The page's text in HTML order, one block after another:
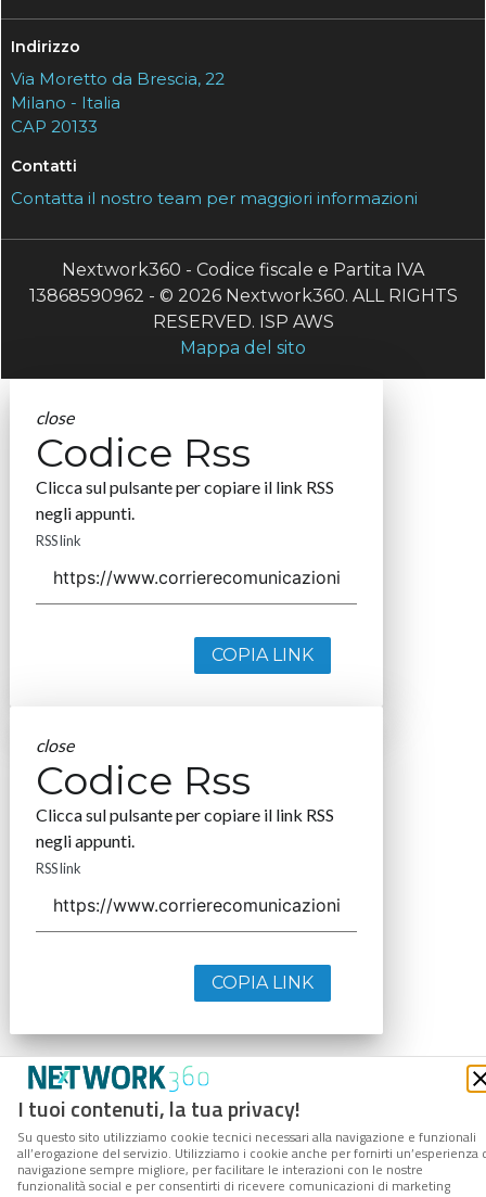
I tuoi contenuti, la tua privacy!
Su questo sito utilizziamo cookie tecnici necessari alla navigazione e funzionali
all’erogazione del servizio. Utilizziamo i cookie anche per fornirti un’esperienza
navigazione sempre migliore, per facilitare le interazioni con le nostre
funzionalità social e per consentirti di ricevere comunicazioni di marketing
Indirizzo
Via Moretto da Brescia, 22
Milano - Italia
CAP 20133
Contatti
Contatta il nostro team per maggiori informazioni
Nextwork360 - Codice fiscale e Partita IVA
13868590962 - © 2026 Nextwork360. ALL RIGHTS
RESERVED. ISP AWS
Mappa del sito
close
Codice Rss
Clicca sul pulsante per copiare il link RSS
negli appunti.
RSS link
COPIA LINK
close
Codice Rss
Clicca sul pulsante per copiare il link RSS
negli appunti.
RSS link
COPIA LINK